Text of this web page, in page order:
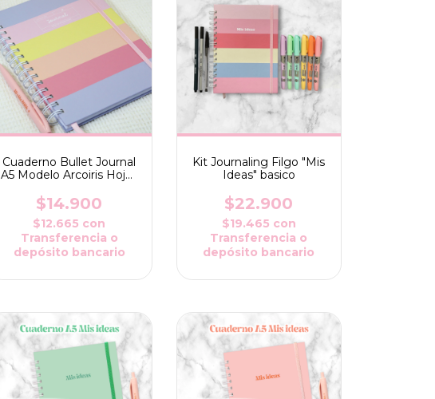
Cuaderno Bullet Journal
A5 Modelo Arcoiris Hojas
$14.900
$12.665 con
Transferencia o
depósito bancario
Kit Journaling Filgo "Mis
Ideas" basico
$22.900
$19.465 con
Transferencia o
depósito bancario